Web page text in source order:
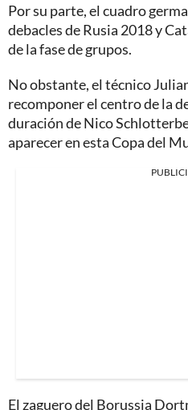
Por su parte, el cuadro
debacles de Rusia 2018 y
de la fase de grupos.
No obstante, el técnico
recomponer el centro de la
duración de Nico
aparecer en esta Copa del
El zaguero del Borussia